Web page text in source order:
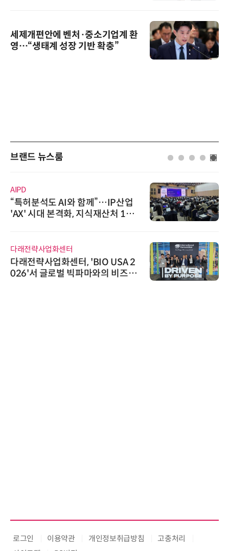
세제개편안에 벤처·중소기업계 환
영…“생태계 성장 기반 확충”
브랜드 뉴스룸
AIPD
“특허분석도 AI와 함께”…IP산업
'AX' 시대 본격화, 지식재산처 1호
다래전략사업화센터
다래전략사업화센터, 'BIO USA 2
026'서 글로벌 빅파마와의 비즈니
로그인 이용약관 개인정보취급방침
고충처리